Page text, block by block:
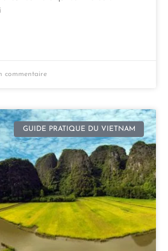
commentaire
GUIDE PRATIQUE DU VIETNAM